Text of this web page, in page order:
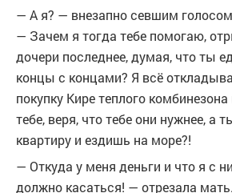
— А я? — внезапно севшим
— Зачем я тогда тебе помогаю,
дочери последнее, думая, что ты
концы с концами? Я всё
покупку Кире теплого комбинезона
тебе, веря, что тебе они нужнее,
квартиру и ездишь на море?!
— Откуда у меня деньги и что я с
должно касаться! — отрезала